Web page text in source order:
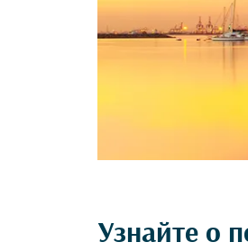
Узнайте о